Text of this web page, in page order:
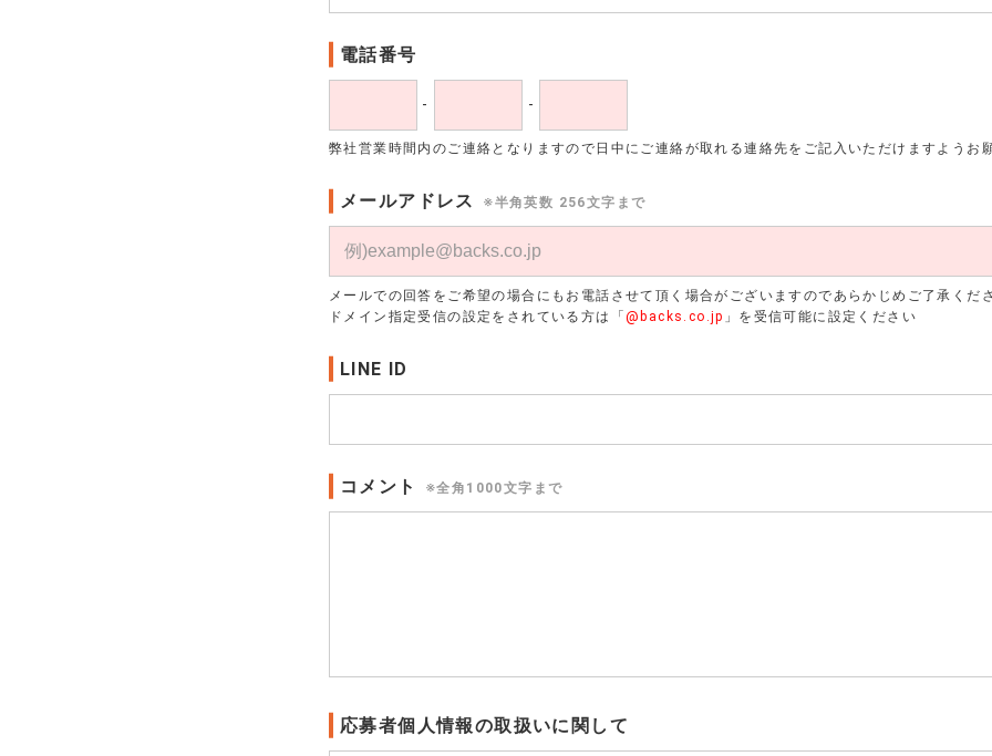
電話番号
- -
弊社営業時間内のご連絡となりますので日中にご連絡が取れる連絡先をご記入いただけますようお
メールアドレス ※半角英数 256文字まで
メールでの回答をご希望の場合にもお電話させて頂く場合がございますのであらかじめご了承くだ
ドメイン指定受信の設定をされている方は「@backs.co.jp 」を受信可能に設定ください
LINE ID
コメント ※全角1000文字まで
応募者個人情報の取扱いに関して